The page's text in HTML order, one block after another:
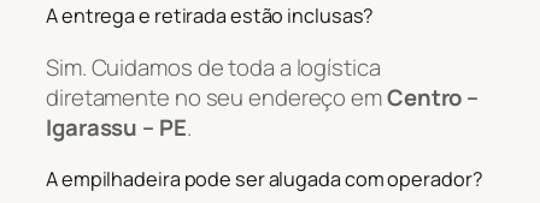
A entrega e retirada estão inclusas?
Sim. Cuidamos de toda a logística
diretamente no seu endereço emCentro –
Igarassu – PE.
A empilhadeira pode ser alugada com operador?